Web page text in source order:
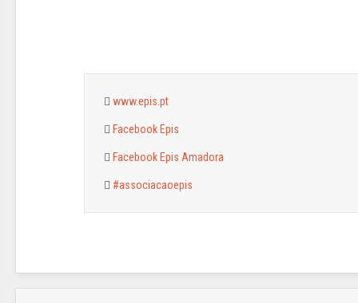
www.epis.pt
Facebook Epis
Facebook Epis Amadora
#associacaoepis